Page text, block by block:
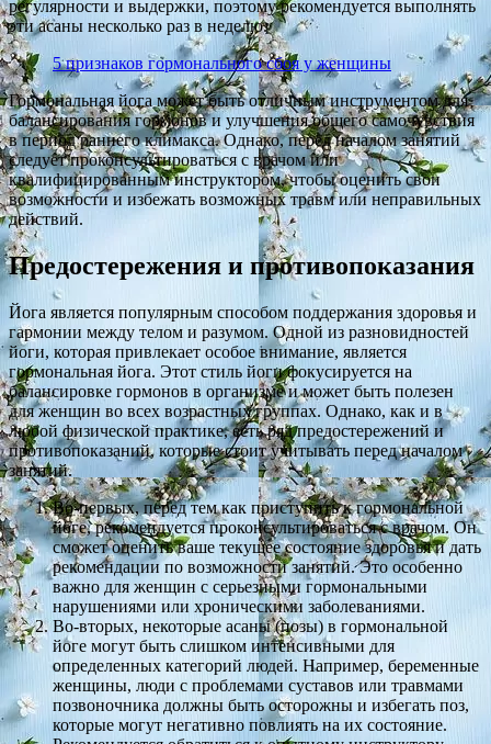
регулярности и выдержки, поэтому рекомендуется выполнять
эти асаны несколько раз в неделю.
5 признаков гормонального сбоя у женщины
Гормональная йога может быть отличным инструментом для
балансирования гормонов и улучшения общего самочувствия
в период раннего климакса. Однако, перед началом занятий
следует проконсультироваться с врачом или
квалифицированным инструктором, чтобы оценить свои
возможности и избежать возможных травм или неправильных
действий.
Предостережения и противопоказания
Йога является популярным способом поддержания здоровья и
гармонии между телом и разумом. Одной из разновидностей
йоги, которая привлекает особое внимание, является
гормональная йога. Этот стиль йоги фокусируется на
балансировке гормонов в организме и может быть полезен
для женщин во всех возрастных группах. Однако, как и в
любой физической практике, есть ряд предостережений и
противопоказаний, которые стоит учитывать перед началом
занятий.
Во-первых, перед тем как приступить к гормональной
йоге, рекомендуется проконсультироваться с врачом. Он
сможет оценить ваше текущее состояние здоровья и дать
рекомендации по возможности занятий. Это особенно
важно для женщин с серьезными гормональными
нарушениями или хроническими заболеваниями.
Во-вторых, некоторые асаны (позы) в гормональной
йоге могут быть слишком интенсивными для
определенных категорий людей. Например, беременные
женщины, люди с проблемами суставов или травмами
позвоночника должны быть осторожны и избегать поз,
которые могут негативно повлиять на их состояние.